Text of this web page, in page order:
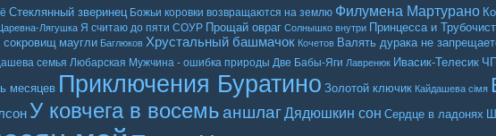
Стеклянный зверинец Божьи коровки возвращаются на землю Филумена Мартурано
Лягушка Я считаю до пяти СОУР Прощай овраг Солнышко внутри Принцесса и Трубочист
сокровищ маугли Баглюков Хрустальный башмачок Кочетов Валять дурака не
семья Любарская Мужчина - ошибка природы Две Бабы-Яги Лавренюк Ивасик-Телесик ЧП
месяцев Приключения Буратино Золотой ключик Кайдашева сiмя
У ковчега в восемь аншлаг Дядюшкин сон Сердце в ладонях